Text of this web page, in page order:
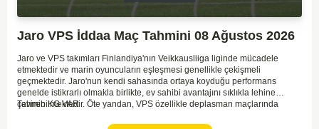
Jaro VPS İddaa Maç Tahmini 08 Ağustos 2026
Jaro ve VPS takımları Finlandiya'nın Veikkausliiga liginde mücadele
etmektedir ve marin oyuncuların eşleşmesi genellikle çekişmeli
geçmektedir. Jaro'nun kendi sahasında ortaya koyduğu performans
genelde istikrarlı olmakla birlikte, ev sahibi avantajını sıklıkla lehine
çevirebilmektedir. Öte yandan, VPS özellikle deplasman maçlarında
Tahmin KG VAR